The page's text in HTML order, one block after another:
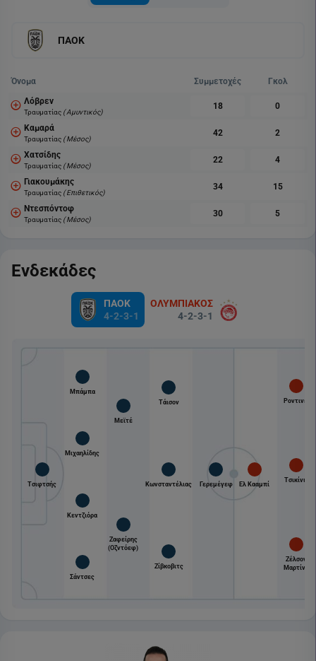
ΠΑΟΚ
Όνομα Συμμετοχές
Γκολ
Λόβρεν
Τραυματίας ( Αμυντικός)
18 0
Καμαρά
Τραυματίας ( Μέσος)
42 2
Χατσίδης
Τραυματίας ( Μέσος)
22 4
Γιακουμάκης
Τραυματίας ( Επιθετικός)
34 15
Ντεσπόντοφ
Τραυματίας ( Μέσος)
30 5
Ενδεκάδες
ΠΑΟΚ
4-2-3-1
ΟΛΥΜΠΙΑΚΟΣ
4-2-3-1
Τσιφτσής
Μπάμπα
Μιχαηλίδης
Κεντζιόρα
Σάντσες
Μεϊτέ
Ζαφείρης
(Οζντόεφ)
Τάισον
Κωνσταντέλιας
Ζίβκοβιτς
Γερεμέγεφ
Ροντινέι
Τσικίνιο
Ζέλσον
Μαρτίνς
Ελ Κααμπί